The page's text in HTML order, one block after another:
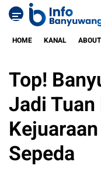
HOME KANAL ABOUT
Top!
Jadi Tuan
Sepeda